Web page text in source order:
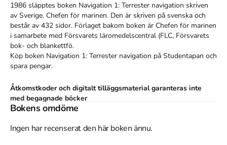
1986 släpptes boken Navigation 1: Terrester navigation skriven
av Sverige. Chefen för marinen. Den är skriven på svenska och
består av 432 sidor. Förlaget bakom boken är Chefen för marinen
i samarbete med Försvarets läromedelscentral (FLC, Försvarets
bok- och blankettfö.
Köp boken Navigation 1: Terrester navigation på Studentapan och
spara pengar.
Åtkomstkoder och digitalt tilläggsmaterial garanteras inte
med begagnade böcker
Bokens omdöme
Ingen har recenserat den här boken ännu.